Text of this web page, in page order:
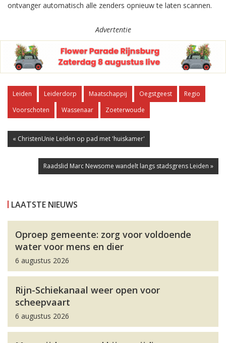
ontvanger automatisch alle zenders opnieuw te laten scannen.
Advertentie
Leiden Leiderdorp Maatschappij Oegstgeest
Regio
Voorschoten
Wassenaar Zoeterwoude
« ChristenUnie Leiden op pad met 'huiskamer'
Raadslid Marc Newsome wandelt langs stadsgrens Leiden »
LAATSTE NIEUWS
Oproep gemeente: zorg voor voldoende
water voor mens en dier
6 augustus 2026
Rijn-Schiekanaal weer open voor
scheepvaart
6 augustus 2026